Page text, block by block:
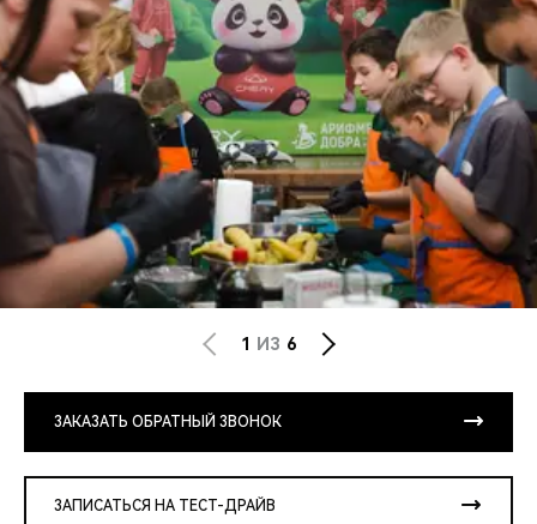
1 ИЗ 6
ЗАКАЗАТЬ ОБРАТНЫЙ ЗВОНОК
ЗАПИСАТЬСЯ НА ТЕСТ-ДРАЙВ